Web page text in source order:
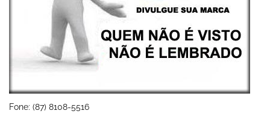
Fone: (87) 8108-5516